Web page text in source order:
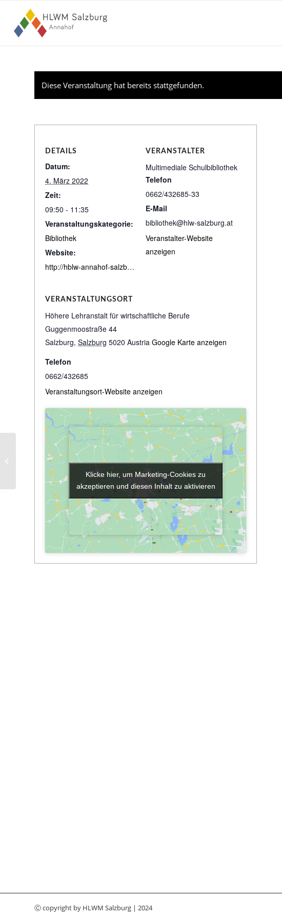
Diese Veranstaltung hat bereits stattgefunden.
DETAILS
Datum:
4. März 2022
Zeit:
09:50 - 11:35
Veranstaltungskategorie:
Bibliothek
Website:
http://hblw-annahof-salzburg.bibbs.cc/search
VERANSTALTER
Multimediale Schulbibliothek
Telefon
0662/432685-33
E-Mail
bibliothek@hlw-salzburg.at
Veranstalter-Website
anzeigen
VERANSTALTUNGSORT
Höhere Lehranstalt für wirtschaftliche Berufe
Guggenmoostraße 44
Salzburg, Salzburg 5020 Austria Google Karte anzeigen
Telefon
0662/432685
Veranstaltungsort-Website anzeigen
Klicke hier, um Marketing-Cookies zu
akzeptieren und diesen Inhalt zu aktivieren
Klicke hier, um Marketing-Cookies zu
akzeptieren und diesen Inhalt zu aktivieren
Ⓒ copyright by HLWM Salzburg | 2024
Bibliothek geöffnet